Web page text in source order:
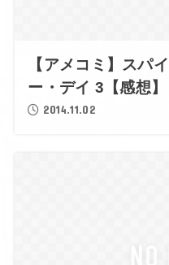
【アメコミ】スパ
ー・デイ 3【感想】
2014.11.02